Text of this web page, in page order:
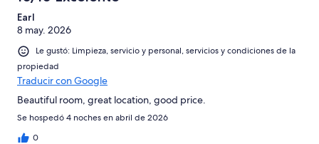
Earl
8 may. 2026
Le gustó: Limpieza, servicio y personal, servicios y condiciones de la
propiedad
Traducir con Google
Beautiful room, great location, good price.
Se hospedó 4 noches en abril de 2026
0